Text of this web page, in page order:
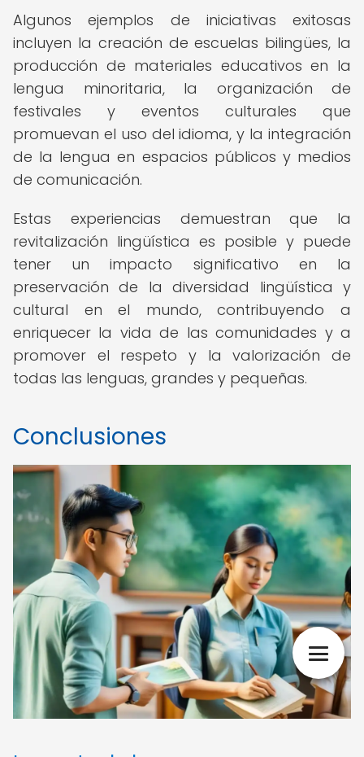
Algunos ejemplos de iniciativas exitosas
incluyen la creación de escuelas bilingües, la
producción de materiales educativos en la
lengua minoritaria, la organización de
festivales y eventos culturales que
promuevan el uso del idioma, y la integración
de la lengua en espacios públicos y medios
de comunicación.
Estas experiencias demuestran que la
revitalización lingüística es posible y puede
tener un impacto significativo en la
preservación de la diversidad lingüística y
cultural en el mundo, contribuyendo a
enriquecer la vida de las comunidades y a
promover el respeto y la valorización de
todas las lenguas, grandes y pequeñas.
Conclusiones